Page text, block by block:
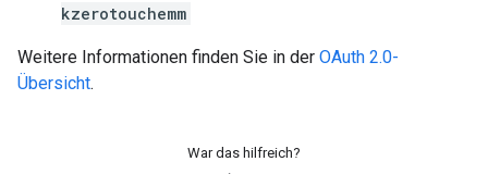
kzerotouchemm
Weitere Informationen finden Sie in der OAuth 2.0-
Übersicht.
War das hilfreich?